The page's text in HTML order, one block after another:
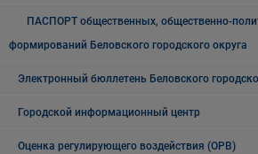
ПАСПОРТ общественных, общественно-
формирований Беловского городского округа
Электронный бюллетень Беловского
Городской информационный центр
Оценка регулирующего воздействия (ОРВ)